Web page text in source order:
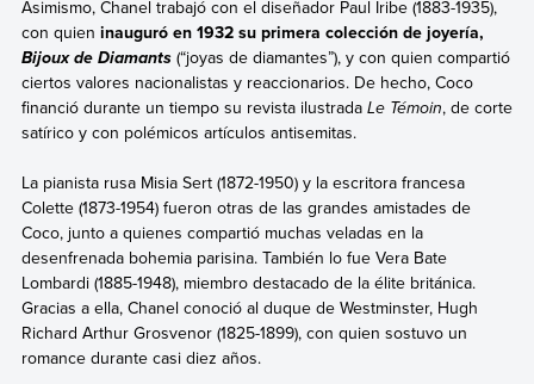
Asimismo, Chanel trabajó con el diseñador Paul Iribe (1883-1935),
con quien inauguró en 1932 su primera colección de joyería,
Bijoux de Diamants(“joyas de diamantes”), y con quien compartió
ciertos valores nacionalistas y reaccionarios. De hecho, Coco
financió durante un tiempo su revista ilustrada Le Témoin, de corte
satírico y con polémicos artículos antisemitas.
La pianista rusa Misia Sert (1872-1950) y la escritora francesa
Colette (1873-1954) fueron otras de las grandes amistades de
Coco, junto a quienes compartió muchas veladas en la
desenfrenada bohemia parisina. También lo fue Vera Bate
Lombardi (1885-1948), miembro destacado de la élite británica.
Gracias a ella, Chanel conoció al duque de Westminster, Hugh
Richard Arthur Grosvenor (1825-1899), con quien sostuvo un
romance durante casi diez años.